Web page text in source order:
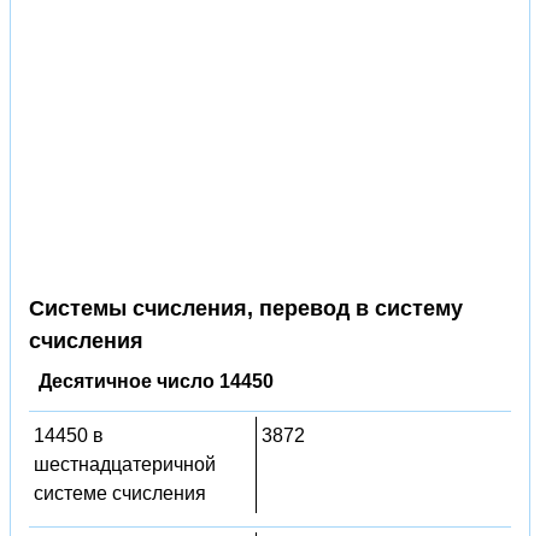
Системы счисления, перевод в систему
счисления
Десятичное число 14450
14450 в
шестнадцатеричной
системе счисления
3872